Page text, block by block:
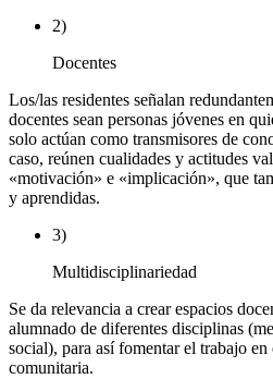
2)
Docentes
Los/las residentes señalan
docentes sean personas jóvenes en
solo actúan como transmisores de
caso, reúnen cualidades y actitudes
«motivación» e «implicación», que
y aprendidas.
3)
Multidisciplinariedad
Se da relevancia a crear espacios
alumnado de diferentes disciplinas
social), para así fomentar el trabajo
comunitaria.